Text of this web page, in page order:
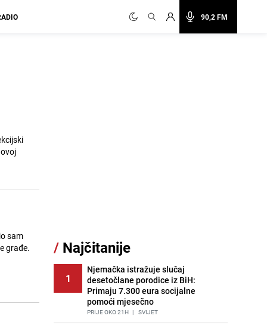
90,2 FM
sam
građe.
/ Najčitanije
1
Njemačka istražuje slučaj
desetočlane porodice iz BiH:
Primaju 7.300 eura socijalne
pomoći mjesečno
PRIJE OKO 21H | SVIJET